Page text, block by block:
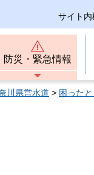
サイト内
防災・緊急情報
川県営水道 > 困った